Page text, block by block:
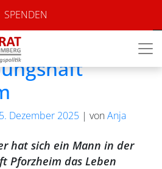
SPENDENBartel
in
Dezember 2025 | vonAnja
hat sich ein Mann in der
Pforzheim das Leben